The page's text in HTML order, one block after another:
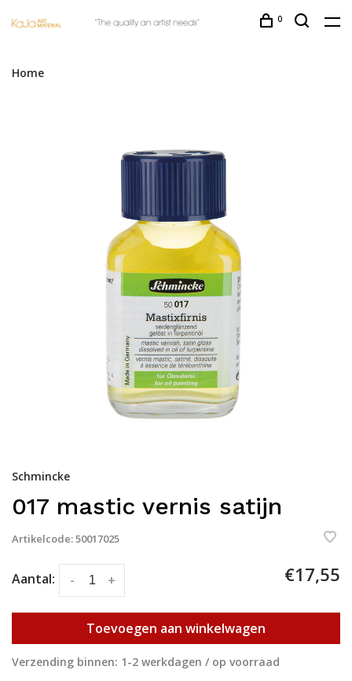
0
Home
Schmincke
017 mastic vernis satijn
Artikelcode:50017025
Aantal: +
- €17,55
Toevoegen aan winkelwagen
Verzending binnen: 1-2 werkdagen / op voorraad